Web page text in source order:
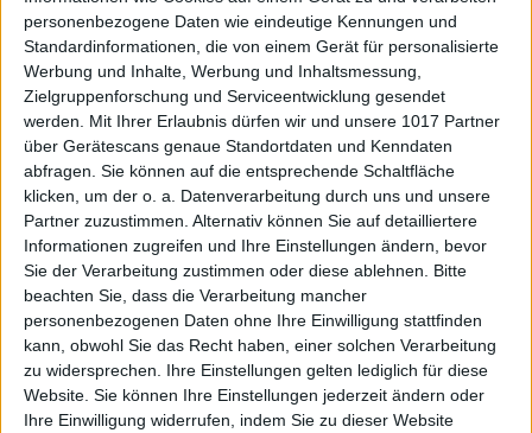
personenbezogene Daten wie eindeutige Kennungen und
Standardinformationen, die von einem Gerät für personalisierte
Werbung und Inhalte, Werbung und Inhaltsmessung,
Zielgruppenforschung und Serviceentwicklung gesendet
werden.
Mit Ihrer Erlaubnis dürfen wir und unsere 1017 Partner
über Gerätescans genaue Standortdaten und Kenndaten
abfragen. Sie können auf die entsprechende Schaltfläche
klicken, um der o. a. Datenverarbeitung durch uns und unsere
Partner zuzustimmen. Alternativ können Sie auf detailliertere
Informationen zugreifen und Ihre Einstellungen ändern, bevor
Sie der Verarbeitung zustimmen oder diese ablehnen.
Bitte
beachten Sie, dass die Verarbeitung mancher
personenbezogenen Daten ohne Ihre Einwilligung stattfinden
kann, obwohl Sie das Recht haben, einer solchen Verarbeitung
zu widersprechen. Ihre Einstellungen gelten lediglich für diese
Website. Sie können Ihre Einstellungen jederzeit ändern oder
Ihre Einwilligung widerrufen, indem Sie zu dieser Website